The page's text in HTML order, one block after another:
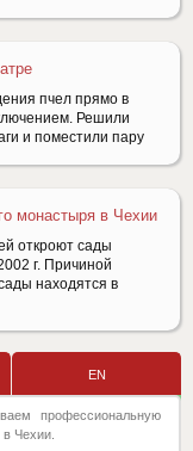
пчел прямо в
Решили
и поместили пару
монастыря в Чехии
откроют сады
г. Причиной
находятся в
EN
профессиональную
Чехии.